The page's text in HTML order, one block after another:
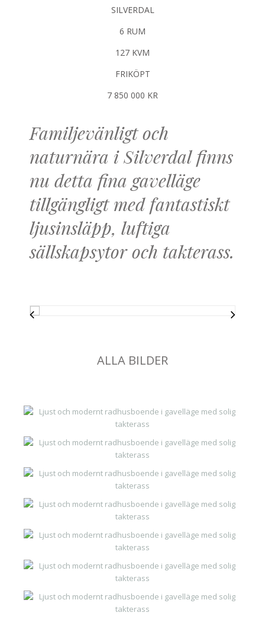
SILVERDAL
6 RUM
127 KVM
FRIKÖPT
7 850 000 KR
Familjevänligt och
naturnära i Silverdal finns
nu detta fina gavelläge
tillgängligt med fantastiskt
ljusinsläpp, luftiga
sällskapsytor och takterass.
ALLA BILDER